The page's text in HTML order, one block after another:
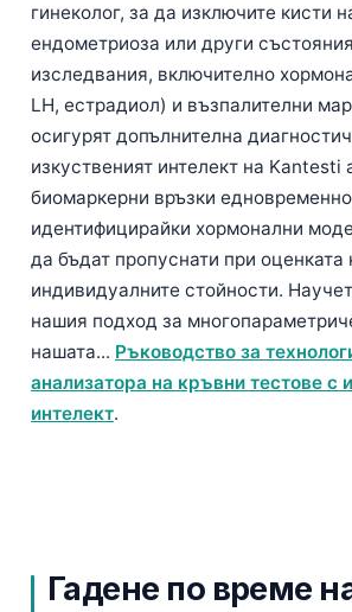
гинеколог, за да изключите кисти
ендометриоза или други
изследвания, включително
LH, естрадиол) и възпалителни
осигурят допълнителна
изкуственият интелект на Kantesti
биомаркерни връзки
идентифицирайки хормонални
да бъдат пропуснати при оценката
индивидуалните стойности.
нашия подход за
нашата... Ръководство за
анализатора на кръвни тестове с
интелект.
Гадене по време